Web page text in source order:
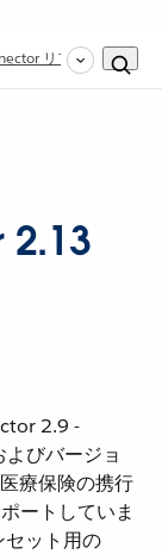
リファレンス
2.13
2.9 -
びバージョ
療保険の携行
ートしていま
ット用の